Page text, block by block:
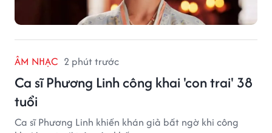
ÂM NHẠC 2 phút trước
Ca sĩ Phương Linh công khai 'con trai' 38
tuổi
Ca sĩ Phương Linh khiến khán giả bất ngờ khi công